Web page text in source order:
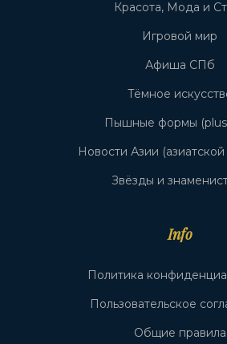
Красота, Мода и
Игровой мир
Афиша СПб
Тёмное
Пышные формы
Новости Азии (азиатской
Звёзды и
Info
Политика
Пользовательское
Общие правила